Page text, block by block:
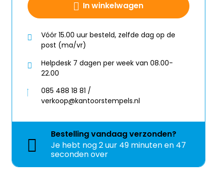
In winkelwagen
Vóór 15.00 uur besteld, zelfde dag op de
post (ma/vr)
Helpdesk 7 dagen per week van 08.00-
22.00
085 488 18 81 /
verkoop@kantoorstempels.nl
Bestellingvandaagverzonden?
Je hebt nog2 uur 49 minuten en 47
seconden over